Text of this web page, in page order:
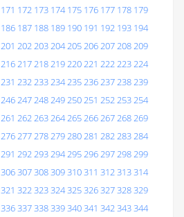
171 172 173 174 175 176 177 178 179
186 187 188 189 190 191 192 193 194
201 202203204205206207208209
216217218219220221 222223224
231 232233234235236237238239
246247248249250251 252253254
261 262263264265266267268269
276277278279280281 282283284
291 292293294295296297298299
306307308309310311 312313314
321 322323324325326327328329
336337338339340341 342343344